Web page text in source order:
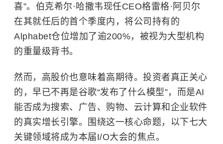
喜”。伯克希尔·哈撒韦现任CEO格雷格·阿贝尔
在其就任后的首个季度内，将公司持有的
Alphabet仓位增加了逾200%，被视为大型机构
的重量级背书。
然而，高股价也意味着高期待。投资者真正关心
的，早已不再是谷歌“发布了什么模型”，而是AI
能否成为搜索、广告、购物、云计算和企业软件
的真实增长引擎。围绕这一核心命题，以下七大
关键领域将成为本届I/O大会的焦点。